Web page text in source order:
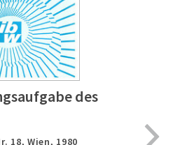
des
18, Wien, 1980